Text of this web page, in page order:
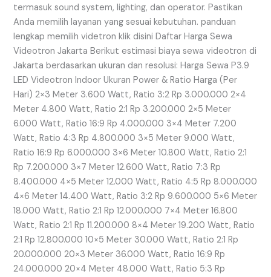
termasuk sound system, lighting, dan operator. Pastikan
Anda memilih layanan yang sesuai kebutuhan. panduan
lengkap memilih videtron klik disini Daftar Harga Sewa
Videotron Jakarta Berikut estimasi biaya sewa videotron di
Jakarta berdasarkan ukuran dan resolusi: Harga Sewa P3.9
LED Videotron Indoor Ukuran Power & Ratio Harga (Per
Hari) 2×3 Meter 3.600 Watt, Ratio 3:2 Rp 3.000.000 2×4
Meter 4.800 Watt, Ratio 2:1 Rp 3.200.000 2×5 Meter
6.000 Watt, Ratio 16:9 Rp 4.000.000 3×4 Meter 7.200
Watt, Ratio 4:3 Rp 4.800.000 3×5 Meter 9.000 Watt,
Ratio 16:9 Rp 6.000.000 3×6 Meter 10.800 Watt, Ratio 2:1
Rp 7.200.000 3×7 Meter 12.600 Watt, Ratio 7:3 Rp
8.400.000 4×5 Meter 12.000 Watt, Ratio 4:5 Rp 8.000.000
4×6 Meter 14.400 Watt, Ratio 3:2 Rp 9.600.000 5×6 Meter
18.000 Watt, Ratio 2:1 Rp 12.000.000 7×4 Meter 16.800
Watt, Ratio 2:1 Rp 11.200.000 8×4 Meter 19.200 Watt, Ratio
2:1 Rp 12.800.000 10×5 Meter 30.000 Watt, Ratio 2:1 Rp
20.000.000 20×3 Meter 36.000 Watt, Ratio 16:9 Rp
24.000.000 20×4 Meter 48.000 Watt, Ratio 5:3 Rp